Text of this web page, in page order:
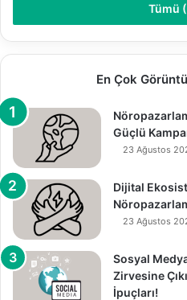
Tümü
En Çok
Güçlü
23 Ağustos
Dijital
23 Ağustos
Sosyal
Zirvesine
İpuçları!